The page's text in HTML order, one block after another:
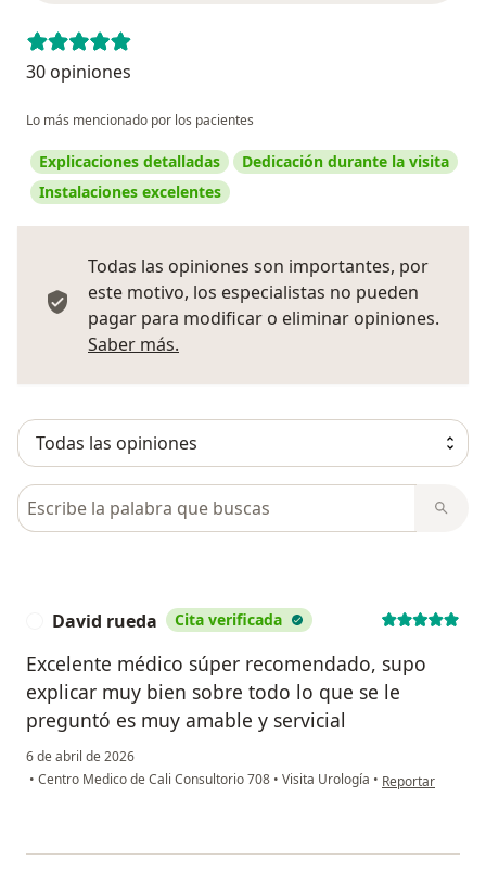
30 opiniones
Lo más mencionado por los pacientes
Explicaciones detalladas
Dedicación durante la visita
Instalaciones excelentes
Todas las opiniones son importantes, por
este motivo, los especialistas no pueden
pagar para modificar o eliminar opiniones.
Saber más.
Busca en opiniones
David rueda Cita verificada
Excelente médico súper recomendado, supo
explicar muy bien sobre todo lo que se le
preguntó es muy amable y servicial
6 de abril de 2026
• Centro Medico de Cali Consultorio 708 • Visita Urología • en opinión del
Reportar